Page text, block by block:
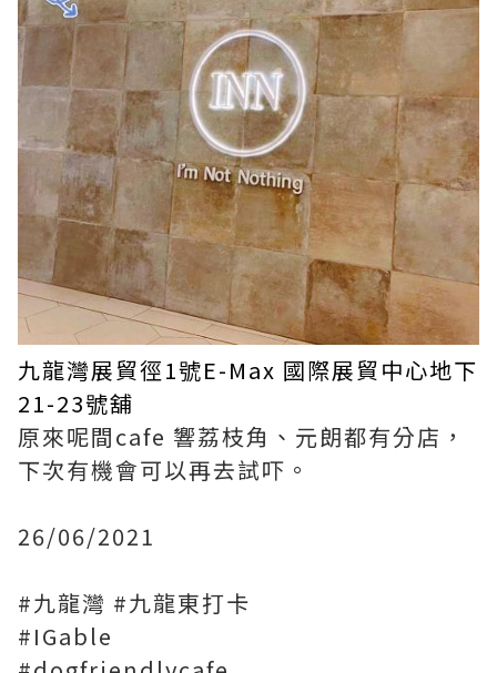
九龍灣展貿徑1號E-Max 國際展貿中心地下
21-23號舖
原來呢間cafe 響荔枝角、元朗都有分店，
下次有機會可以再去試吓。
26/06/2021
#九龍灣 #九龍東打卡
#IGable